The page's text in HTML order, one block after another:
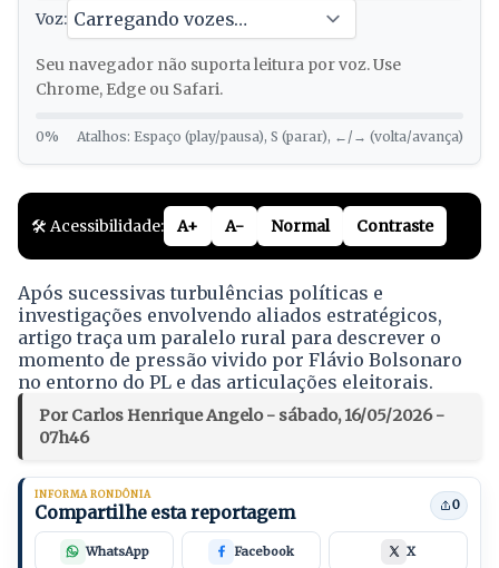
Voz:
Seu navegador não suporta leitura por voz. Use
Chrome, Edge ou Safari.
0% Atalhos: Espaço (play/pausa), S (parar), ←/→ (volta/avança)
🛠️ Acessibilidade: A+ A- Normal Contraste
Após sucessivas turbulências políticas e
investigações envolvendo aliados estratégicos,
artigo traça um paralelo rural para descrever o
momento de pressão vivido por Flávio Bolsonaro
no entorno do PL e das articulações eleitorais.
Por Carlos Henrique Angelo - sábado, 16/05/2026 -
07h46
INFORMA RONDÔNIA
Compartilhe esta reportagem 0
WhatsApp Facebook X